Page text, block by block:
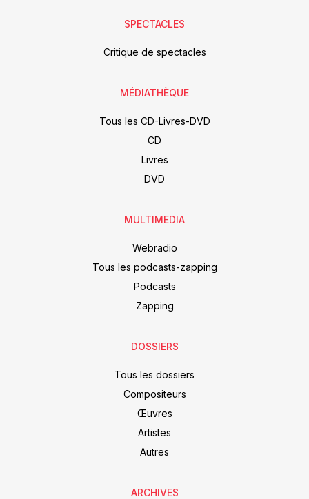
SPECTACLES
Critique de spectacles
MÉDIATHÈQUE
Tous les CD-Livres-DVD
CD
Livres
DVD
MULTIMEDIA
Webradio
Tous les podcasts-zapping
Podcasts
Zapping
DOSSIERS
Tous les dossiers
Compositeurs
Œuvres
Artistes
Autres
ARCHIVES